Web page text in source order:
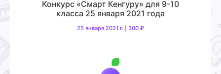
Конкурс «Смарт Кенгуру» для 9-10
класса 25 января 2021 года
25 января 2021 г. | 300 ₽